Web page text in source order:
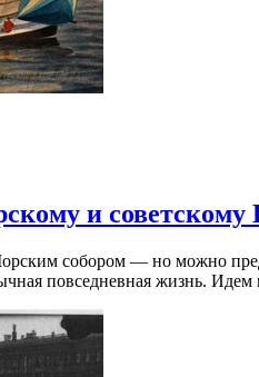
и
собором — но можно
повседневная жизнь. Идем